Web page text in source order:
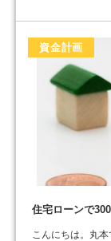
資金計画
住宅ローンで
こんにちは。丸